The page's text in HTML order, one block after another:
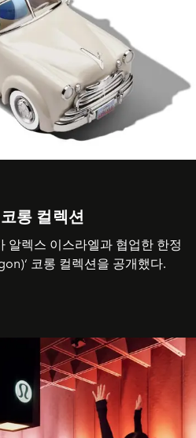
롱 컬렉션
알렉스 이스라엘과 협업한 한정
코롱 컬렉션을 공개했다.